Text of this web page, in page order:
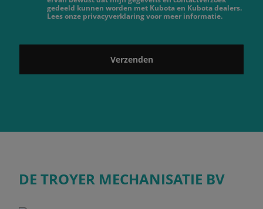
gedeeld kunnen worden met Kubota en Kubota dealers.
Lees onze privacyverklaring voor meer informatie.
Verzenden
DE TROYER MECHANISATIE BV